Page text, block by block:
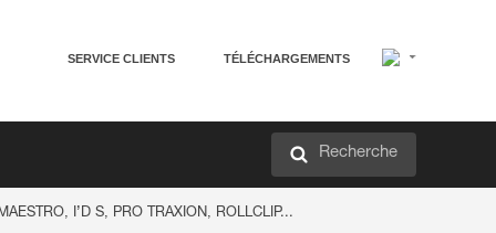
SERVICE CLIENTS TÉLÉCHARGEMENTS
Recherche
I’D S, PRO TRAXION, ROLLCLIP...